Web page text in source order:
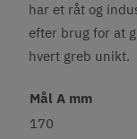
har et råt og
efter brug for at
hvert greb unikt.
Mål A mm
170